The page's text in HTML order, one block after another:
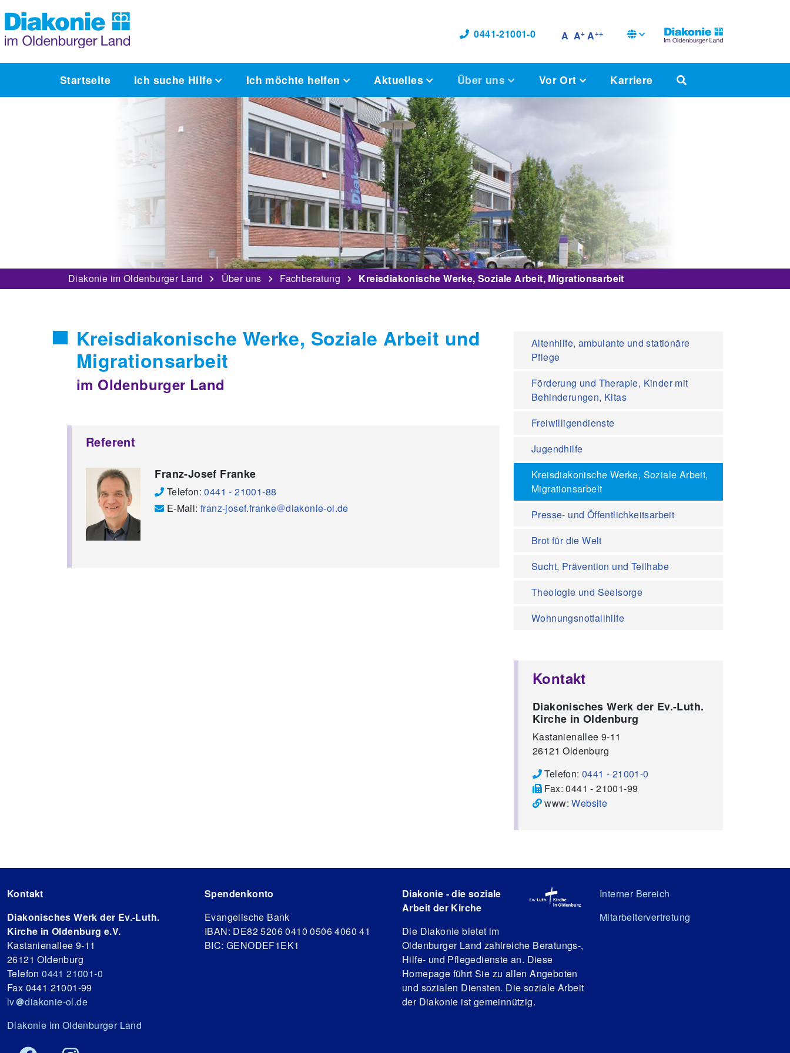
0441-21001-0 A A+ A++
Startseite Ich suche Hilfe Ich möchte helfen Aktuelles Über uns Vor Ort Karriere
Diakonie im Oldenburger Land Über uns Fachberatung Kreisdiakonische Werke, Soziale Arbeit, Migrationsarbeit
Altenhilfe, ambulante und stationäre
Pflege
Förderung und Therapie, Kinder mit
Behinderungen, Kitas
Freiwilligendienste
Jugendhilfe
Kreisdiakonische Werke, Soziale Arbeit,
Migrationsarbeit
Presse- und Öffentlichkeitsarbeit
Brot für die Welt
Sucht, Prävention und Teilhabe
Theologie und Seelsorge
Wohnungsnotfallhilfe
Kontakt
Diakonisches Werk der Ev.-Luth.
Kirche in Oldenburg
Kastanienallee 9-11
26121 Oldenburg
Telefon:0441 - 21001-0
Fax:0441 - 21001-99
www:Website
Kreisdiakonische Werke, Soziale Arbeit und
Migrationsarbeit
im Oldenburger Land
Referent
Franz-Josef Franke
Telefon:0441 - 21001-88
E-Mail: franz-josef.franke diakonie-ol.de
Kontakt
Diakonisches Werk der Ev.-Luth.
Kirche in Oldenburg e.V.
Kastanienallee 9-11
26121 Oldenburg
Telefon0441 21001-0
Fax 0441 21001-99
lv
diakonie-ol.de
Diakonie im Oldenburger Land
Spendenkonto
Evangelische Bank
IBAN: DE82 5206 0410 0506 4060 41
BIC: GENODEF1EK1
Diakonie - die soziale
Arbeit der Kirche
Die Diakonie bietet im
Oldenburger Land zahlreiche Beratungs-,
Hilfe- und Pflegedienste an. Diese
Homepage führt Sie zu allen Angeboten
und sozialen Diensten. Die soziale Arbeit
der Diakonie ist gemeinnützig.
Interner Bereich
Mitarbeitervertretung